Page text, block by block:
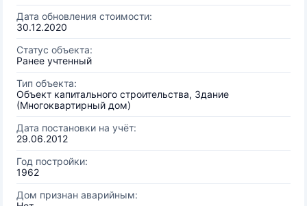
Дата обновления стоимости:
30.12.2020
Статус объекта:
Ранее учтенный
Тип объекта:
Объект капитального строительства, Здание
(Многоквартирный дом)
Дата постановки на учёт:
29.06.2012
Год постройки:
1962
Дом признан аварийным: